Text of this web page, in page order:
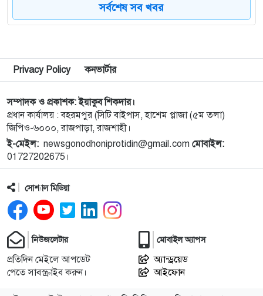
কিডনি রোগে আক্রান্ত অসহায় রোগীর পাশে পুঠিয়ার
এসিল্যান্ড
৮
নগরীতে মাদকবিরোধী বিশেষ টিমের অভিযানে মাদক
ব্যবসায়ী স্বামী-স্ত্রী গ্রেপ্তার
৯
নগরীতে মাদক বিরোধী পৃথক অভিযানে নারীসহ গ্রেপ্তার ৪
১০
নগরীতে মাসব্যাপী বৃক্ষরোপণ ও চারা বিতরণ কর্মসূচির
উদ্বোধন
১১
থাইল্যান্ডে স্কুলে গুলিতে নিহত ৪, আহত ১৫ শিক্ষার্থী
১২
গণমাধ্যম শক্তিশালী হলেই গণতন্ত্র শক্তিশালী হবে: মির্জা
১৩
সর্বশেষ সব খবর
Privacy Policy কনভার্টার
সম্পাদক ও প্রকাশক: ইয়াকুব শিকদার।
প্রধান কার্যালয় : বহরমপুর (সিটি বাইপাস, হাশেম প্লাজা (৫ম তলা)
জিপিও-৬০০০, রাজপাড়া, রাজশাহী।
ই-মেইল: newsgonodhoniprotidin@gmail.com মোবাইল:
01727202675।
সোশ্যাল মিডিয়া
নিউজলেটার
প্রতিদিন মেইলে আপডেট
পেতে সাবস্ক্রাইব করুন।
মোবাইল অ্যাপস
অ্যান্ড্রয়েড
আইফোন